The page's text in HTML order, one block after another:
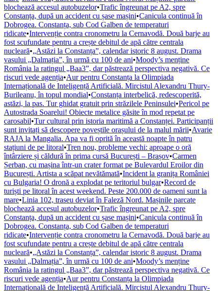
blochează accesul autobuzelor•Trafic îngreunat pe A2, spre
Constanța, după un accident cu șase mașini•Canicula continuă în
Dobrogea. Constanța, sub Cod Galben de temperaturi
ridicate•Intervenție contra cronometru la Cernavodă. Două barje au
fost scufundate pentru a crește debitul de apă către centrala
nucleară•„Astăzi la Constanța”, calendar istoric 8 august. Drama
vasului „Dalmația”, în urmă cu 100 de ani•Moody’s menține
România la ratingul „Baa3”, dar păstrează perspectiva negativă. Ce
riscuri vede agenția•Aur pentru Constanța la Olimpiada
Internațională de Inteligență Artificială. Mircistul Alexandru Thury-
Burileanu, în topul mondial•Constanța interbelică, redescoperită,
astăzi, la pas. Tur ghidat gratuit prin străzilele Peninsulei•Pericol pe
Autostrada Soarelui! Obiecte metalice găsite în mod repetat pe
carosabil•Tur cultural prin istoria maritimă a Constanței. Participanții
sunt invitați să descopere poveștile orașului de la malul mării•Avarie
RAJA la Mangalia. Apa va fi oprită în această noapte în patru
stațiuni de pe litoral•Tren nou, probleme vechi: aproape o oră
întârziere și căldură în prima cursă București – Brașov•Carmen
Șerban, cu mașina într-un crater format pe Bulevardul Eroilor din
București. Artista a scăpat nevătămată•Incident la granița României
cu Bulgaria! O dronă a explodat pe teritoriul bulgar•Record de
turiști pe litoral în acest weekend. Peste 200.000 de oameni sunt la
mare•Linia 102, traseu deviat în Faleză Nord. Mașinile parcate
blochează accesul autobuzelor•Trafic îngreunat pe A2, spre
Constanța, după un accident cu șase mașini•Canicula continuă în
Dobrogea. Constanța, sub Cod Galben de temperaturi
ridicate•Intervenție contra cronometru la Cernavodă. Două barje au
fost scufundate pentru a crește debitul de apă către centrala
nucleară•„Astăzi la Constanța”, calendar istoric 8 august. Drama
vasului „Dalmația”, în urmă cu 100 de ani•Moody’s menține
România la ratingul „Baa3”, dar păstrează perspectiva negativă. Ce
riscuri vede agenția•Aur pentru Constanța la Olimpiada
Internațională de Inteligență Artificială. Mircistul Alexandru Thury-